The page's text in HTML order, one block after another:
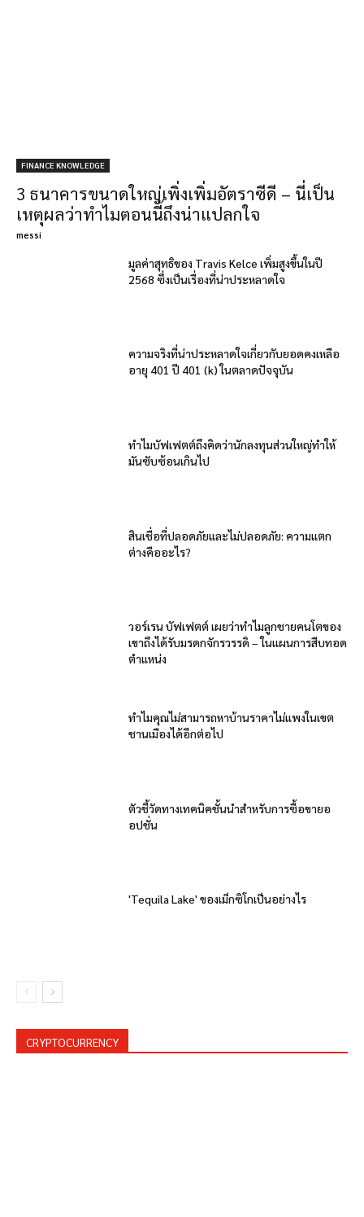
FINANCE KNOWLEDGE
3 ธนาคารขนาดใหญ่เพิ่งเพิ่มอัตราซีดี – นี่เป็น
เหตุผลว่าทำไมตอนนี้ถึงน่าแปลกใจ
messi
มูลค่าสุทธิของ Travis Kelce เพิ่มสูงขึ้นในปี
2568 ซึ่งเป็นเรื่องที่น่าประหลาดใจ
ความจริงที่น่าประหลาดใจเกี่ยวกับยอดคงเหลือ
อายุ 401 ปี 401 (k) ในตลาดปัจจุบัน
ทำไมบัฟเฟตต์ถึงคิดว่านักลงทุนส่วนใหญ่ทำให้
มันซับซ้อนเกินไป
สินเชื่อที่ปลอดภัยและไม่ปลอดภัย: ความแตก
ต่างคืออะไร?
วอร์เรน บัฟเฟตต์ เผยว่าทำไมลูกชายคนโตของ
เขาถึงได้รับมรดกจักรวรรดิ – ในแผนการสืบทอด
ตำแหน่ง
ทำไมคุณไม่สามารถหาบ้านราคาไม่แพงในเขต
ชานเมืองได้อีกต่อไป
ตัวชี้วัดทางเทคนิคชั้นนำสำหรับการซื้อขายอ
อปชั่น
'Tequila Lake' ของเม็กซิโกเป็นอย่างไร
CRYPTOCURRENCY